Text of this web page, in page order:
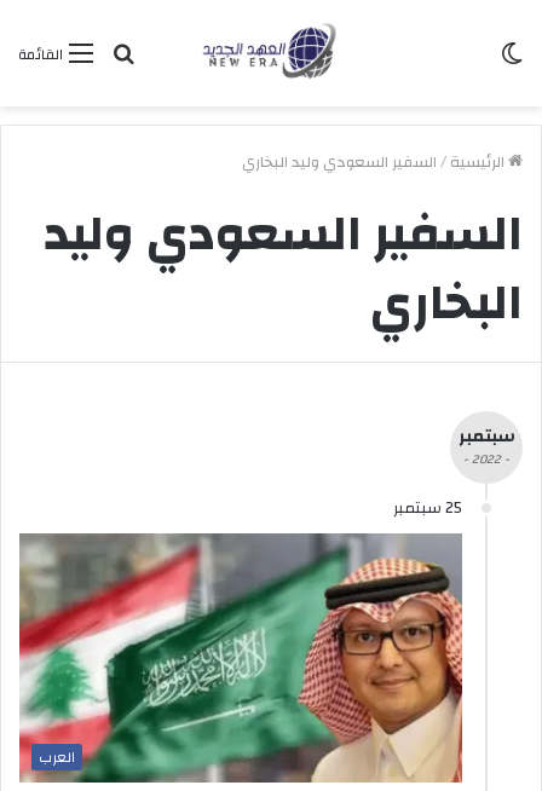
القائمة بحث
الرئيسية/السفير السعودي وليد البخاري
السفير السعودي وليد
البخاري
سبتمبر
- 2022 -
25 سبتمبر
العرب